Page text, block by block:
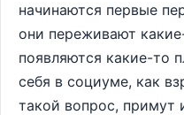
начинаются первые
они переживают
появляются какие-то
себя в социуме, как
такой вопрос, примут